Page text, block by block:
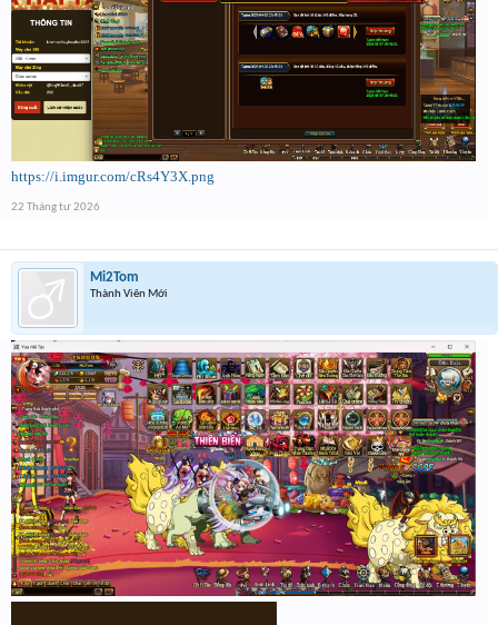
https://i.imgur.com/cRs4Y3X.png
22 Tháng tư 2026
Mi2Tom
Thành Viên Mới